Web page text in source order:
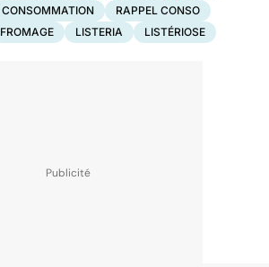
CONSOMMATION
RAPPEL CONSO
FROMAGE LISTERIA LISTÉRIOSE